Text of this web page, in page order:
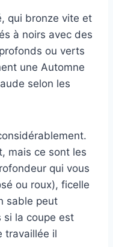
qui bronze vite et
à noirs avec des
ou verts
une Automne
selon les
mais ce sont les
qui vous
ou roux), ficelle
sable peut
si la coupe est
travaillée il